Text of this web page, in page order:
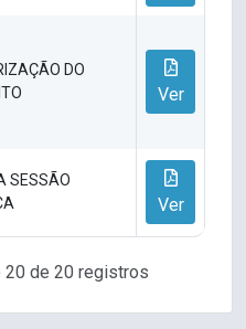
DO
Ver
SESSÃO
Ver
20 de 20 registros